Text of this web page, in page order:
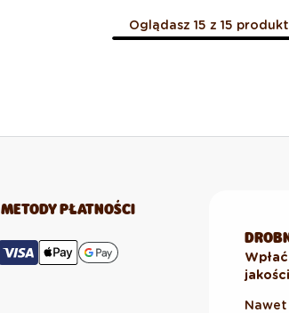
Oglądasz 15 z 15
METODY PŁATNOŚCI